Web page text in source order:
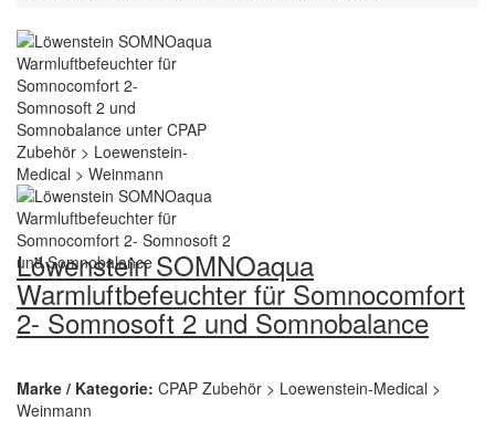
Löwenstein SOMNOaqua
Warmluftbefeuchter für Somnocomfort
2- Somnosoft 2 und Somnobalance
Marke / Kategorie: CPAP Zubehör > Loewenstein-Medical >
Weinmann